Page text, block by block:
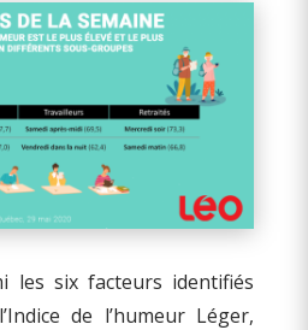
les six facteurs identifiés
de l’humeur Léger,